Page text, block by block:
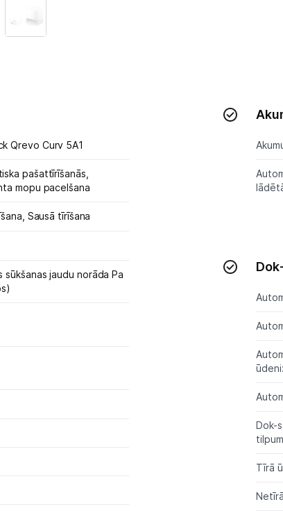
Tvaika gludināšanas sistēmas
Tvaika gludekļi
Qrevo Curv 5A1
pašattīrīšanās,
mopu pacelšana
Sausā tīrīšana
sūkšanas jaudu norāda Pa
ūdeni:
Dok-
Tīrā